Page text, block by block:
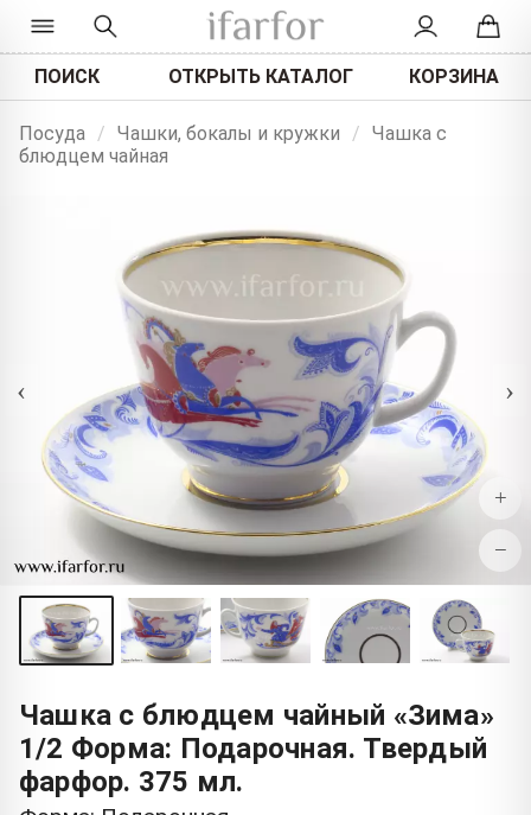
ПОИСК ОТКРЫТЬ КАТАЛОГ КОРЗИНА
Посуда / Чашки, бокалы и кружки / Чашка с
блюдцем чайная
‹ ›
+
−
Чашка с блюдцем чайный «Зима»
1/2 Форма: Подарочная. Твердый
фарфор. 375 мл.